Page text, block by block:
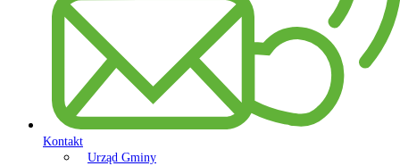
Kontakt
Urząd Gminy